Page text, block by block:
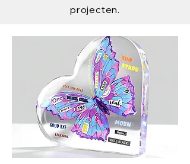
projecten.